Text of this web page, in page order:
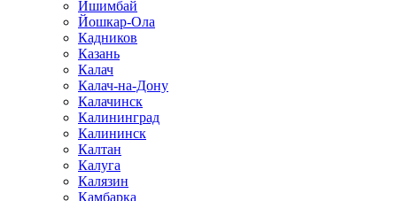
Ишимбай
Йошкар-Ола
Кадников
Казань
Калач
Калач-на-Дону
Калачинск
Калининград
Калининск
Калтан
Калуга
Калязин
Камбарка